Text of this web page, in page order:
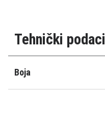
Tehnički podaci
Boja